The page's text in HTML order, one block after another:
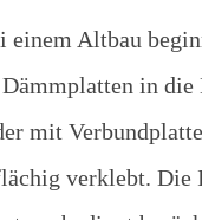
einem Altbau
in
mit
verklebt.